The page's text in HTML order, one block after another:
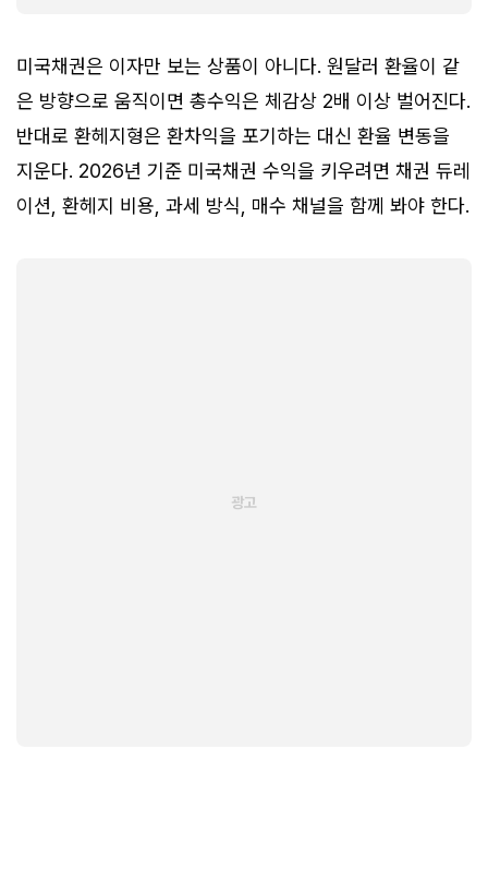
미국채권은 이자만 보는 상품이 아니다. 원달러 환율이 같
은 방향으로 움직이면 총수익은 체감상 2배 이상 벌어진다.
반대로 환헤지형은 환차익을 포기하는 대신 환율 변동을
지운다. 2026년 기준 미국채권 수익을 키우려면 채권 듀레
이션, 환헤지 비용, 과세 방식, 매수 채널을 함께 봐야 한다.